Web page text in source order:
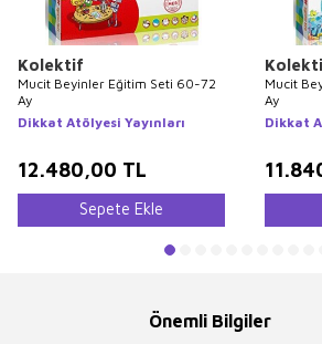
Kolektif
Mucit Beyinler Eğitim Seti 60-72
Ay
Dikkat Atölyesi Yayınları
12.480,00 TL
Sepete Ekle
Mucit
Ay
Dikkat
Önemli Bilgiler